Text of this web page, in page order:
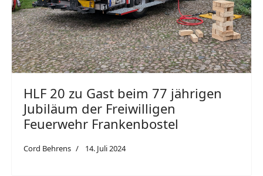
HLF 20 zu Gast beim 77 jährigen
Jubiläum der Freiwilligen
Feuerwehr Frankenbostel
Cord Behrens 14. Juli 2024